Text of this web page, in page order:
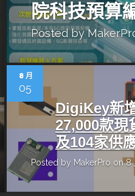
【活動報導】Intel攜手生態系夥伴分
人應用部署實戰經驗
平
架
「公升級」Agentic AI方案比
Apple、NVIDIA、AMD
創客開發板AI加速晶片觀察
院科技預算
Posted by
8 月
05
DigiKey新
27,000款現
及104家供
Posted by MakerPro on 8